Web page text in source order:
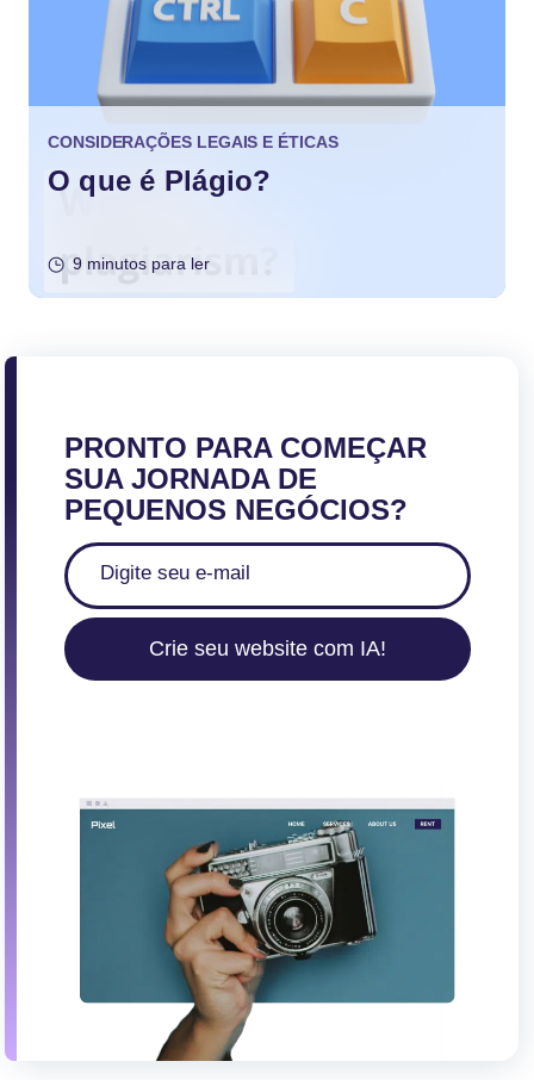
CONSIDERAÇÕES LEGAIS E ÉTICAS
O que é Plágio?
9 minutos para ler
PRONTO PARA COMEÇAR
SUA JORNADA DE
PEQUENOS NEGÓCIOS?
Crie seu website com IA!